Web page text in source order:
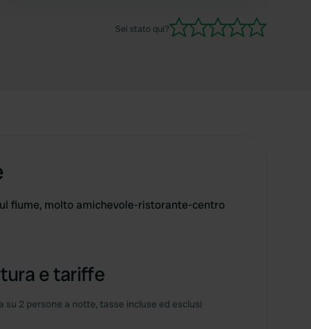
prim'ordine. Ci torneremo sicuramente.
Sei stato qui?
fiume, molto amichevole-ristorante-centro
e tariffe
su 2 persone a notte, tasse incluse ed esclusi